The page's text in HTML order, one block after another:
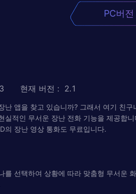
PC버
현재 버전 : 2.1
난 앱을 찾고 있습니까? 그래서 여기 친
실적인 무서운 장난 전화 기능을 제공합
의 장난 영상 통화도 무료입니다.
를 선택하여 상황에 따라 맞춤형 무서운